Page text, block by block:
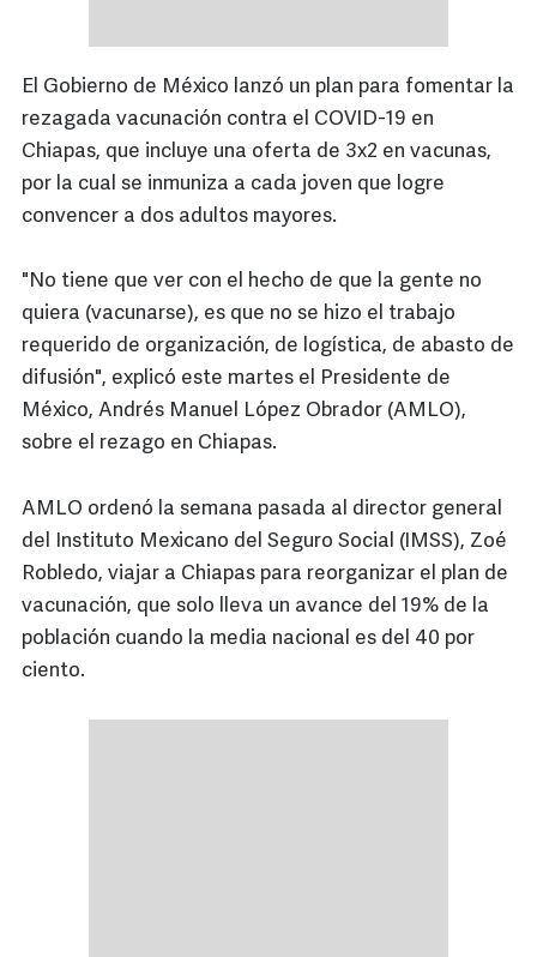
El Gobierno de México lanzó un plan para fomentar la
rezagada vacunación contra el COVID-19 en
Chiapas, que incluye una oferta de 3x2 en vacunas,
por la cual se inmuniza a cada joven que logre
convencer a dos adultos mayores.
"No tiene que ver con el hecho de que la gente no
quiera (vacunarse), es que no se hizo el trabajo
requerido de organización, de logística, de abasto de
difusión", explicó este martes el Presidente de
México, Andrés Manuel López Obrador (AMLO),
sobre el rezago en Chiapas.
AMLO ordenó la semana pasada al director general
del Instituto Mexicano del Seguro Social (IMSS), Zoé
Robledo, viajar a Chiapas para reorganizar el plan de
vacunación, que solo lleva un avance del 19% de la
población cuando la media nacional es del 40 por
ciento.